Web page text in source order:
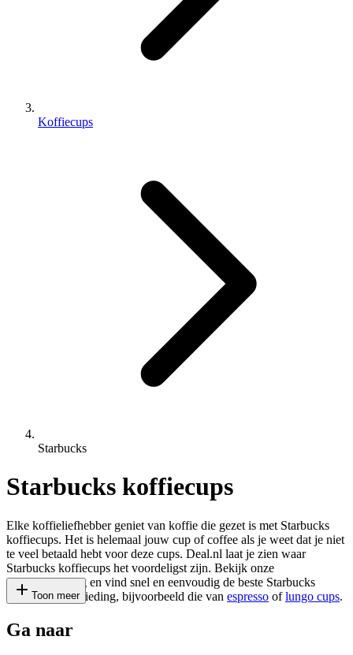
Koffiecups
Starbucks
Starbucks koffiecups
Elke koffieliefhebber geniet van koffie die gezet is met Starbucks
koffiecups. Het is helemaal jouw cup of coffee als je weet dat je niet
te veel betaald hebt voor deze cups. Deal.nl laat je zien waar
Starbucks koffiecups het voordeligst zijn. Bekijk onze
prijsvergelijking en vind snel en eenvoudig de beste Starbucks
koffiecups aanbieding, bijvoorbeeld die van espresso oflungo cups.
Toon meer
Ga naar